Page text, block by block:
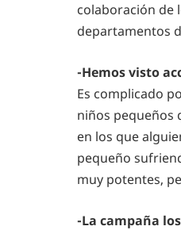
colaboración de
departamentos
-Hemos visto
Es complicado
niños pequeños
en los que
pequeño
muy potentes,
-La campaña